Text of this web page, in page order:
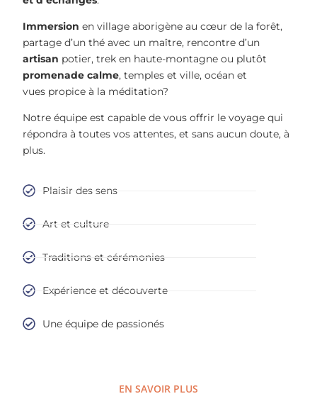
Immersion en village aborigène au cœur de la forêt,
partage d’un thé avec un maître, rencontre d’un
artisan potier, trek en haute-montagne ou plutôt
promenade calme, temples et ville, océan et
vues propice à la méditation?
Notre équipe est capable de vous offrir le voyage qui
répondra à toutes vos attentes, et sans aucun doute, à
plus.
Plaisir des sens
Art et culture
Traditions et cérémonies
Expérience et découverte
Une équipe de passionés
EN SAVOIR PLUS